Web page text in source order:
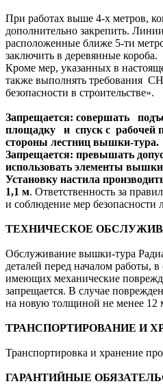
При работах выше 4-х метров,
дополнительно закрепить.
расположенные ближе 5-ти
заключить в деревянные короба.
Кроме мер, указанных в
также выполнять требования
безопасности в строительстве».
Запрещается: совершать
площадку и спуск с рабочей
стороны лестниц вышки-тура.
Запрещается: превышать
использовать элементы
Установку настила
1,1 м. Ответственность за
и соблюдение мер
ТЕХНИЧЕСКОЕ
Обслуживание вышки-тура
деталей перед началом работы,
имеющих механические
запрещается. В случае
на новую толщиной не менее 12
ТРАНСПОРТИРОВАНИЕ И
Транспортировка и хранение
ГАРАНТИЙНЫЕ